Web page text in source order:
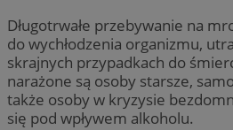
Długotrwałe przebywanie na
do wychłodzenia organizmu,
skrajnych przypadkach do
narażone są osoby starsze,
także osoby w kryzysie
się pod wpływem alkoholu.